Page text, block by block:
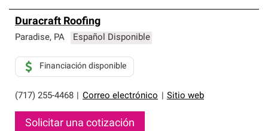
Duracraft Roofing
Paradise, PA Español Disponible
(717) 255-4468 Correo electrónico Sitio web
Financiación disponible
Solicitar una cotización